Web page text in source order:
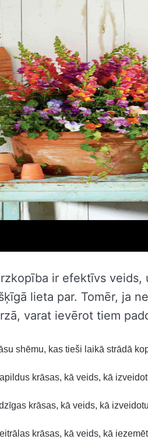
ir efektīvs
lieta par. Tomēr, ja
varat ievērot tiem
shēmu, kas tieši laikā strādā
krāsas, kā veids, kā
krāsas, kā veids, kā
krāsas, kā veids, kā